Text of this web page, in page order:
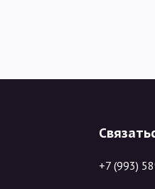
+7 (993)